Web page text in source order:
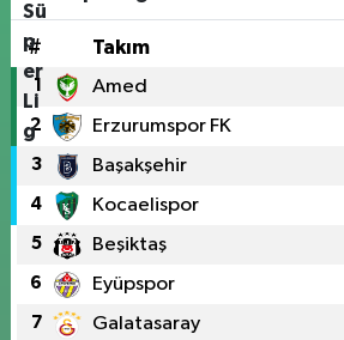
# Takım
1 Amed
2 Erzurumspor FK
3 Başakşehir
4 Kocaelispor
5 Beşiktaş
6 Eyüpspor
7 Galatasaray